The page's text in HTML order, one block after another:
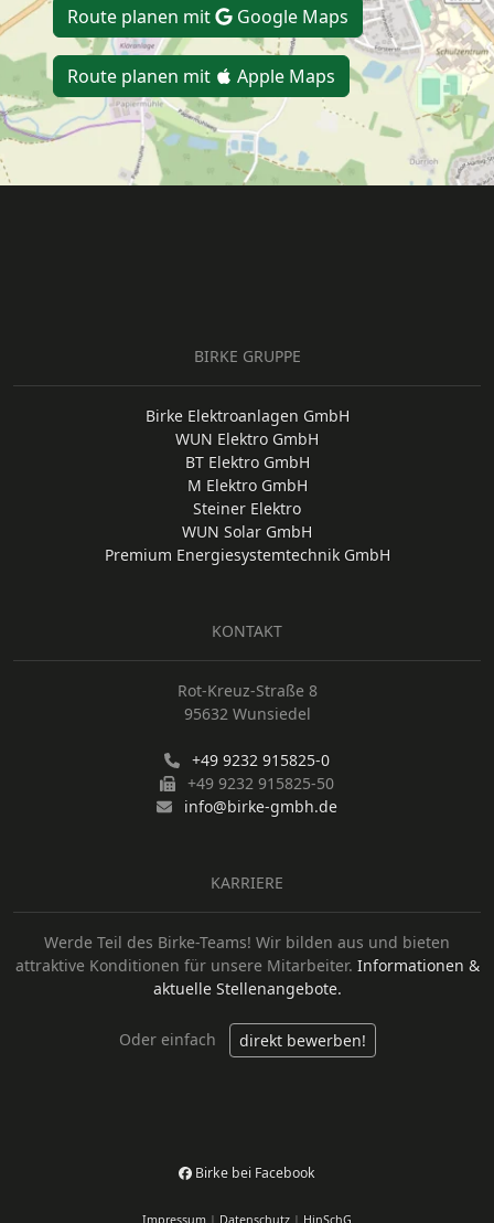
Route planen mit Google Maps
Route planen mit Apple Maps
BIRKE GRUPPE
Birke Elektroanlagen GmbH
WUN Elektro GmbH
BT Elektro GmbH
M Elektro GmbH
Steiner Elektro
WUN Solar GmbH
Premium Energiesystemtechnik GmbH
KONTAKT
Rot-Kreuz-Straße 8
95632 Wunsiedel
+49 9232 915825-0
+49 9232 915825-50
info@birke-gmbh.de
KARRIERE
Werde Teil des Birke-Teams! Wir bilden aus und bieten
attraktive Konditionen für unsere Mitarbeiter. Informationen &
aktuelle Stellenangebote.
Oder einfach direkt bewerben!
Birke bei Facebook